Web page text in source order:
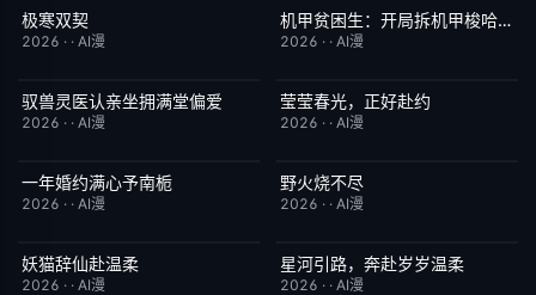
完结
极寒双契
2026 · · AI漫
完结 1.0机甲贫困生：开局拆机甲梭哈成神
2026 · · AI漫
完结
驭兽灵医认亲坐拥满堂偏爱
2026 · · AI漫
完结
莹莹春光，正好赴约
2026 · · AI漫
完结
一年婚约满心予南栀
2026 · · AI漫
完结
野火烧不尽
2026 · · AI漫
完结
妖猫辞仙赴温柔
2026 · · AI漫
完结
星河引路，奔赴岁岁温柔
2026 · · AI漫